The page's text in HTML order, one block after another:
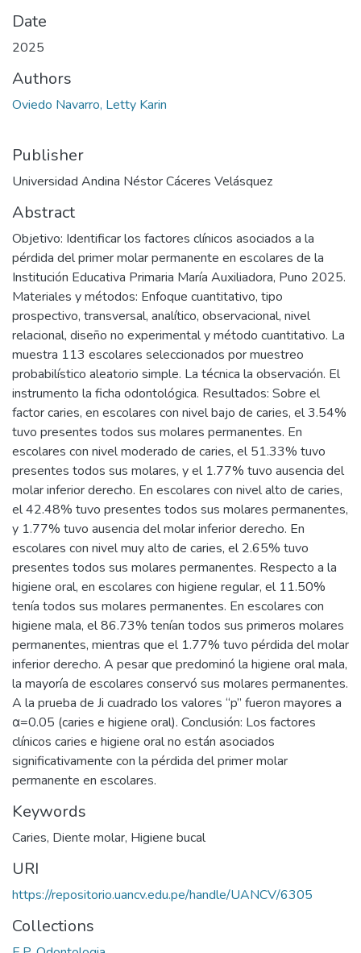
Date
2025
Authors
Oviedo Navarro, Letty Karin
Publisher
Universidad Andina Néstor Cáceres Velásquez
Abstract
Objetivo: Identificar los factores clínicos asociados a la
pérdida del primer molar permanente en escolares de la
Institución Educativa Primaria María Auxiliadora, Puno 2025.
Materiales y métodos: Enfoque cuantitativo, tipo
prospectivo, transversal, analítico, observacional, nivel
relacional, diseño no experimental y método cuantitativo. La
muestra 113 escolares seleccionados por muestreo
probabilístico aleatorio simple. La técnica la observación. El
instrumento la ficha odontológica. Resultados: Sobre el
factor caries, en escolares con nivel bajo de caries, el 3.54%
tuvo presentes todos sus molares permanentes. En
escolares con nivel moderado de caries, el 51.33% tuvo
presentes todos sus molares, y el 1.77% tuvo ausencia del
molar inferior derecho. En escolares con nivel alto de caries,
el 42.48% tuvo presentes todos sus molares permanentes,
y 1.77% tuvo ausencia del molar inferior derecho. En
escolares con nivel muy alto de caries, el 2.65% tuvo
presentes todos sus molares permanentes. Respecto a la
higiene oral, en escolares con higiene regular, el 11.50%
tenía todos sus molares permanentes. En escolares con
higiene mala, el 86.73% tenían todos sus primeros molares
permanentes, mientras que el 1.77% tuvo pérdida del molar
inferior derecho. A pesar que predominó la higiene oral mala,
la mayoría de escolares conservó sus molares permanentes.
A la prueba de Ji cuadrado los valores “p” fueron mayores a
α=0.05 (caries e higiene oral). Conclusión: Los factores
clínicos caries e higiene oral no están asociados
significativamente con la pérdida del primer molar
permanente en escolares.
Keywords
Caries, Diente molar, Higiene bucal
URI
https://repositorio.uancv.edu.pe/handle/UANCV/6305
Collections